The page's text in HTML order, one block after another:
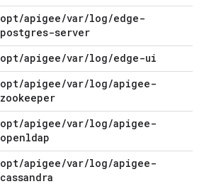
opt/apigee/var/log/edge-
postgres-server
opt/apigee/var/log/edge-ui
opt/apigee/var/log/apigee-
zookeeper
opt/apigee/var/log/apigee-
openldap
opt/apigee/var/log/apigee-
cassandra